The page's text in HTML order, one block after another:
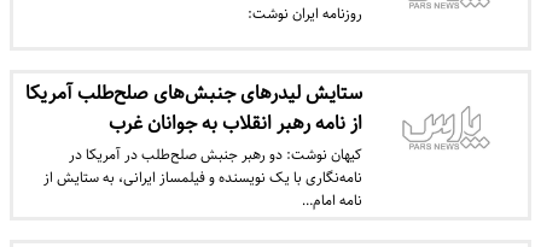
روزنامه ایران نوشت:
ستایش لیدرهای جنبش‌های صلح‌طلب آمریکا
از نامه رهبر انقلاب به جوانان غرب
کیهان نوشت: دو رهبر جنبش صلح‌طلب در آمریکا در
نامه‌نگاری با یک نویسنده و فیلمساز ایرانی، به ستایش از
نامه امام…